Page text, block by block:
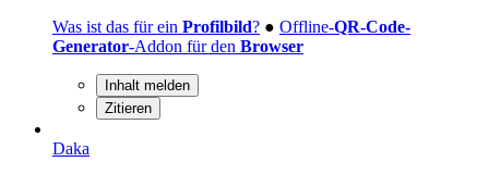
Was ist das für ein Profilbild? ● Offline-QR-Code-
Generator-Addon für den Browser
Inhalt melden
Zitieren
Daka